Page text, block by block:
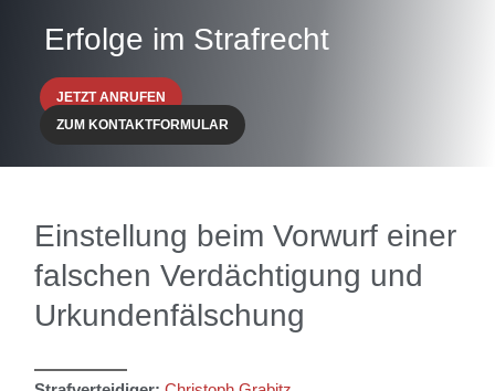
Erfolge im Strafrecht
JETZT ANRUFEN
ZUM KONTAKTFORMULAR
Einstellung beim Vorwurf einer
falschen Verdächtigung und
Urkundenfälschung